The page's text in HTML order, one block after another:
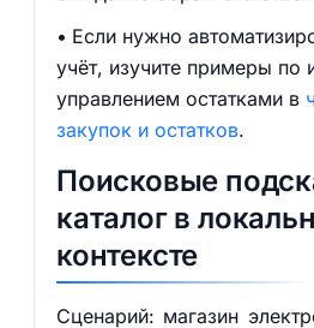
Если нужно
учёт, изучите примеры по
управлением остатками в
закупок и остатков.
Поисковые
каталог в
контексте
Сценарий: магазин